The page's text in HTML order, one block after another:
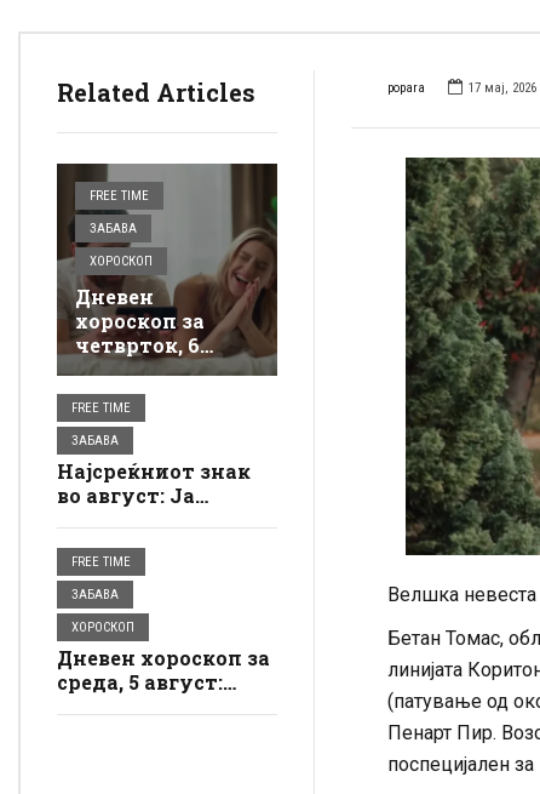
Related Articles
FREE TIME
ЗАБАВА
ХОРОСКОП
Дневен
хороскоп за
четврток, 6
август: И тоа е
тоа, еве како
влегувате во
новиот ден, ве
очекува лудило
FREE TIME
ЗАБАВА
Најсреќниот знак
во август: Ја
што ја чекал долго
време – сите врати
му се отвораат
FREE TIME
ЗАБАВА
ХОРОСКОП
Дневен хороскоп за
среда, 5 август:
popara 17 мај, 2026
Велшка невеста
Бетан Томас,
линијата
(патување од
Пенарт Пир.
поспецијален